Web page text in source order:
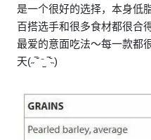
是一个很好的选择，本身低
百搭选手和很多食材都很合
最爱的意面吃法～每一款都
天(˶‾᷄ ⁻̫ ‾᷅˵)